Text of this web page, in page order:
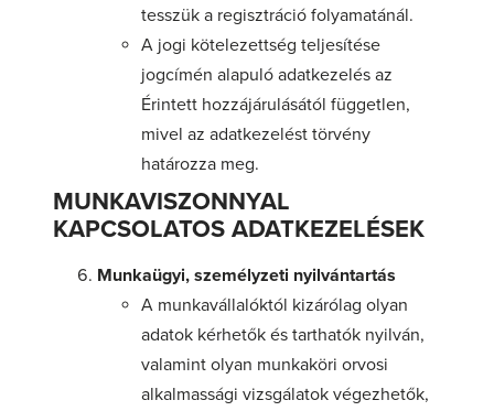
tesszük a regisztráció folyamatánál.
A jogi kötelezettség teljesítése
jogcímén alapuló adatkezelés az
Érintett hozzájárulásától független,
mivel az adatkezelést törvény
határozza meg.
MUNKAVISZONNYAL
KAPCSOLATOS ADATKEZELÉSEK
Munkaügyi, személyzeti nyilvántartás
A munkavállalóktól kizárólag olyan
adatok kérhetők és tarthatók nyilván,
valamint olyan munkaköri orvosi
alkalmassági vizsgálatok végezhetők,